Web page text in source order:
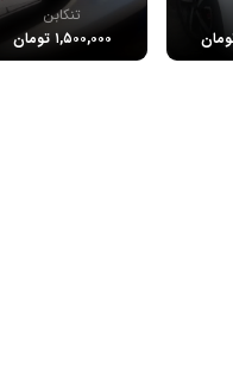
تنکابن
۱,۵۰۰,۰۰۰ تومان